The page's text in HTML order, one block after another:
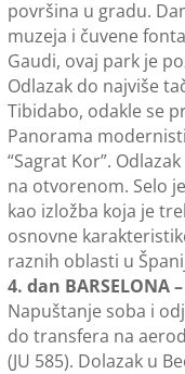
površina u gradu.
muzeja i čuvene
Gaudi, ovaj park je
Odlazak do najviše
Tibidabo, odakle se
Panorama
“Sagrat Kor”.
na otvorenom. Selo
kao izložba koja je
osnovne
raznih oblasti u
4. dan BARSELONA
Napuštanje soba i
do transfera na
(JU 585). Dolazak u